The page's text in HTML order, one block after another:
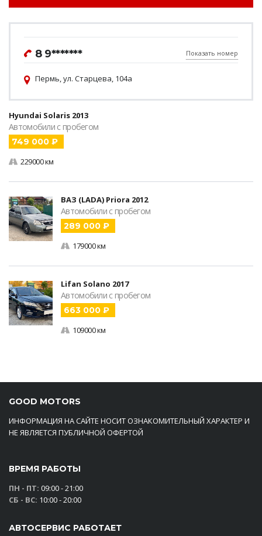
8 9******* Показать номер
Пермь, ул. Старцева, 104а
Hyundai Solaris 2013
Автомобили с пробегом
749 000 ₽
229000 км
ВАЗ (LADA) Priora 2012
Автомобили с пробегом
289 000 ₽
179000 км
Lifan Solano 2017
Автомобили с пробегом
663 000 ₽
109000 км
GOOD MOTORS
ИНФОРМАЦИЯ НА САЙТЕ НОСИТ ОЗНАКОМИТЕЛЬНЫЙ ХАРАКТЕР И
НЕ ЯВЛЯЕТСЯ ПУБЛИЧНОЙ ОФЕРТОЙ
ВРЕМЯ РАБОТЫ
ПН - ПТ: 09:00 - 21:00
СБ - ВС: 10:00 - 20:00
АВТОСЕРВИС РАБОТАЕТ